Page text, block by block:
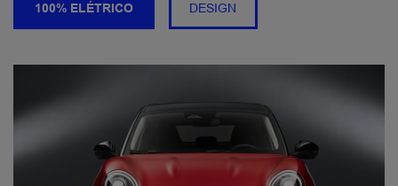
100% ELÉTRICO DESIGN